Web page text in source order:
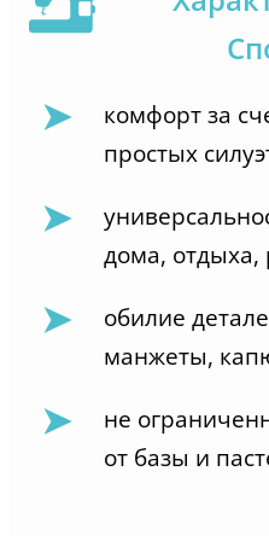
комфорт за
простых
дома, отдыха,
обилие
манжеты,
не
от базы и